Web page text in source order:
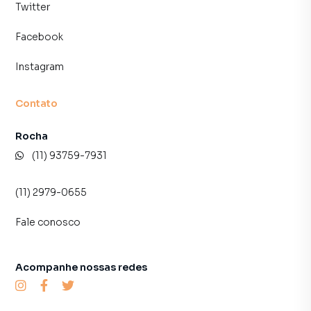
Twitter
Facebook
Instagram
Contato
Rocha
(11) 93759-7931
(11) 2979-0655
Fale conosco
Acompanhe nossas redes